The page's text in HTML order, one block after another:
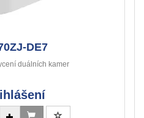
DE7
duálních kamer